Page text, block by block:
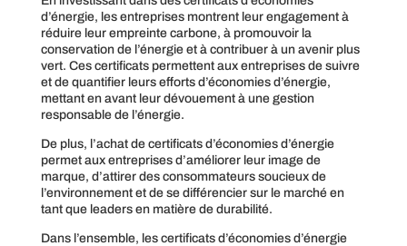
d’énergie, les entreprises montrent leur engagement à
réduire leur empreinte carbone, à promouvoir la
conservation de l’énergie et à contribuer à un avenir plus
vert. Ces certificats permettent aux entreprises de suivre
et de quantifier leurs efforts d’économies d’énergie,
mettant en avant leur dévouement à une gestion
responsable de l’énergie.
De plus, l’achat de certificats d’économies d’énergie
permet aux entreprises d’améliorer leur image de
marque, d’attirer des consommateurs soucieux de
l’environnement et de se différencier sur le marché en
tant que leaders en matière de durabilité.
Dans l’ensemble, les certificats d’économies d’énergie